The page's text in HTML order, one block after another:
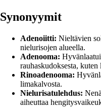
Synonyymit
Adenoiitti: Nieltävien
nielurisojen alueella.
Adenooma:
rauhaskudoksesta,
Rinoadenooma:
limakalvosta.
Nielurisatulehdus:
aiheuttaa